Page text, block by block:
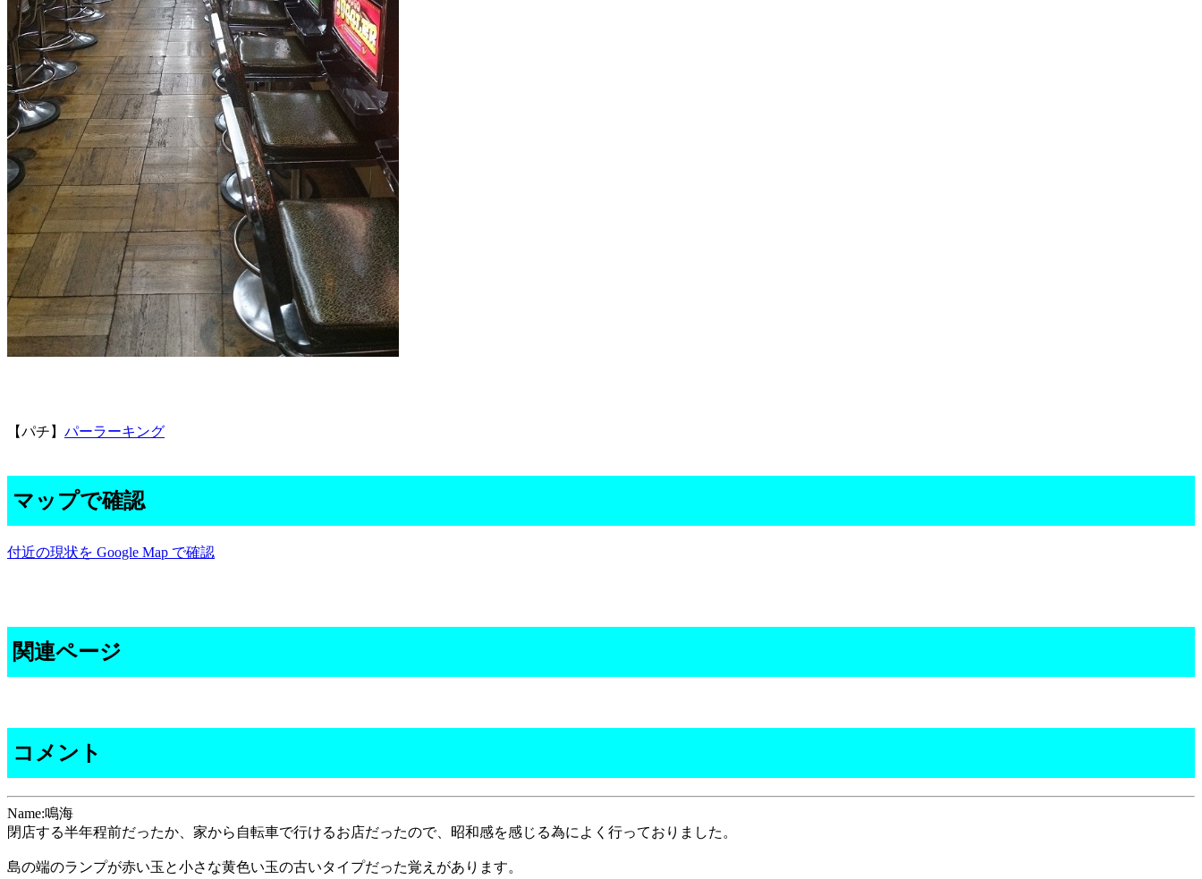
【パチ】 パーラーキング
マップで確認
付近の現状を Google Map で確認
関連ページ
コメント
Name:鳴海
閉店する半年程前だったか、家から自転車で行けるお店だったので、昭和感を感じる為によく行っておりました。
島の端のランプが赤い玉と小さな黄色い玉の古いタイプだった覚えがあります。